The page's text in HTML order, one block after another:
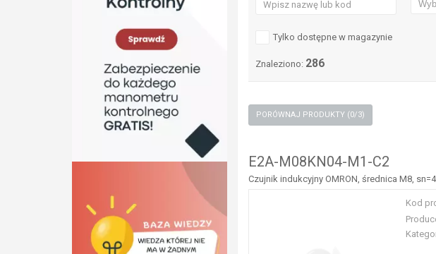
Tylko dostępne w magazynie
Znaleziono: 286
PORÓWNAJ PRODUKTY (0/3)
E2A-M08KN04-M1-C2
Czujnik indukcyjny OMRON, średnica M8,
Kod